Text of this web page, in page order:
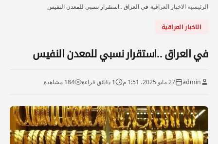
الرئيسية الاخبار العراقية في العراق ..استقرار نسبي للمعدن النفيس
الاخبار العراقية
في العراق ..استقرار نسبي للمعدن النفيس
admin 27 مايو 2025، 1:51 م 1 دقائق قراءة 184 مشاهدة